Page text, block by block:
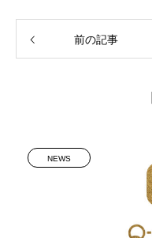
前の記事
NEWS